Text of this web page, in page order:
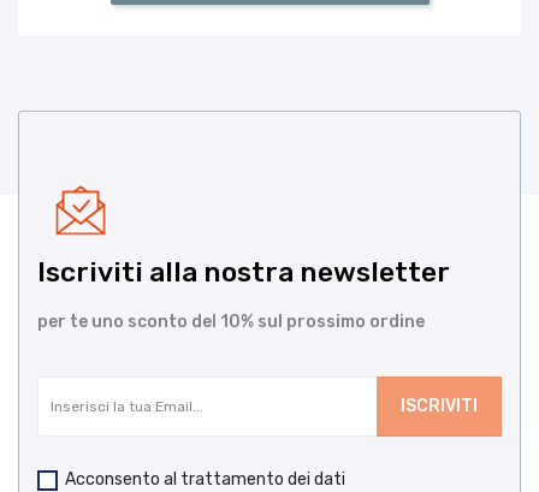
Iscriviti alla nostra newsletter
per te uno sconto del 10% sul prossimo ordine
Acconsento al trattamento dei dati